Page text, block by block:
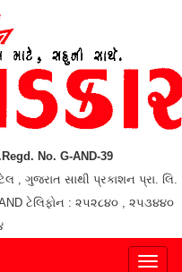
No. G-AND-39
, ગુજરાત સાથી પ્રકાશન પ્રા. લિ.
ટેલિફોન : ૨૫૨૮૪૦ , ૨૫૩૪૪૦